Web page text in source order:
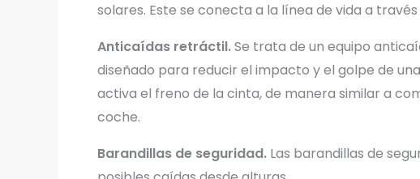
solares. Este se conecta a la línea de vida a
Anticaídas retráctil.Se trata de un equipo
diseñado para reducir el impacto y el golpe de
activa el freno de la cinta, de manera similar a
coche.
Barandillas de seguridad. Las barandillas de